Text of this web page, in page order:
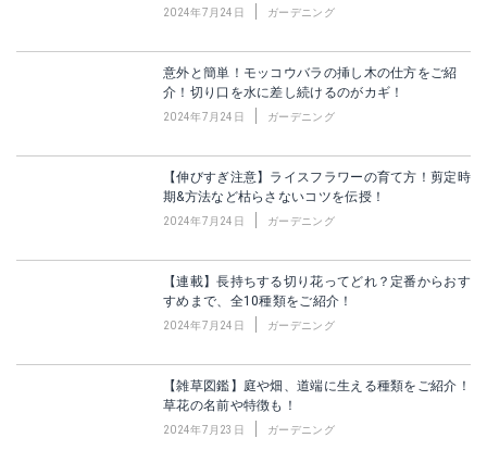
2024年7月24日 ガーデニング
意外と簡単！モッコウバラの挿し木の仕方をご紹
介！切り口を水に差し続けるのがカギ！
2024年7月24日 ガーデニング
【伸びすぎ注意】ライスフラワーの育て方！剪定時
期&方法など枯らさないコツを伝授！
2024年7月24日 ガーデニング
【連載】長持ちする切り花ってどれ？定番からおす
すめまで、全10種類をご紹介！
2024年7月24日 ガーデニング
【雑草図鑑】庭や畑、道端に生える種類をご紹介！
草花の名前や特徴も！
2024年7月23日 ガーデニング